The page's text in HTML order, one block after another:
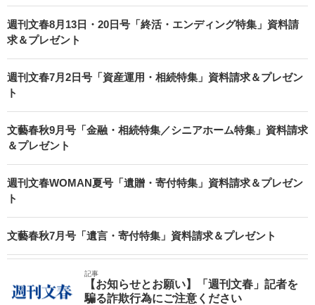
週刊文春8月13日・20日号「終活・エンディング特集」資料請
求＆プレゼント
週刊文春7月2日号「資産運用・相続特集」資料請求＆プレゼン
ト
文藝春秋9月号「金融・相続特集／シニアホーム特集」資料請求
＆プレゼント
週刊文春WOMAN夏号「遺贈・寄付特集」資料請求＆プレゼン
ト
文藝春秋7月号「遺言・寄付特集」資料請求＆プレゼント
記事
【お知らせとお願い】「週刊文春」記者を
騙る詐欺行為にご注意ください